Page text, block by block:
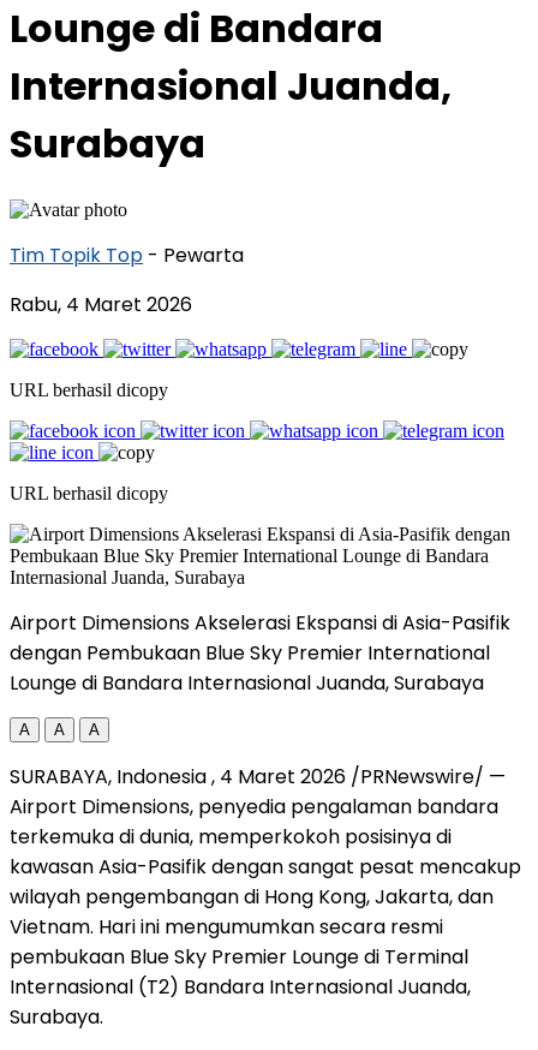
Lounge di Bandara
Internasional Juanda,
Surabaya
Tim Topik Top - Pewarta
Rabu, 4 Maret 2026
URL berhasil dicopy
URL berhasil dicopy
Airport Dimensions Akselerasi Ekspansi di Asia-Pasifik
dengan Pembukaan Blue Sky Premier International
Lounge di Bandara Internasional Juanda, Surabaya
A A A
SURABAYA, Indonesia, 4 Maret 2026 /PRNewswire/ —
Airport Dimensions, penyedia pengalaman bandara
terkemuka di dunia, memperkokoh posisinya di
kawasan Asia-Pasifik dengan sangat pesat mencakup
wilayah pengembangan di Hong Kong, Jakarta, dan
Vietnam. Hari ini mengumumkan secara resmi
pembukaan Blue Sky Premier Lounge di Terminal
Internasional (T2) Bandara Internasional Juanda,
Surabaya.